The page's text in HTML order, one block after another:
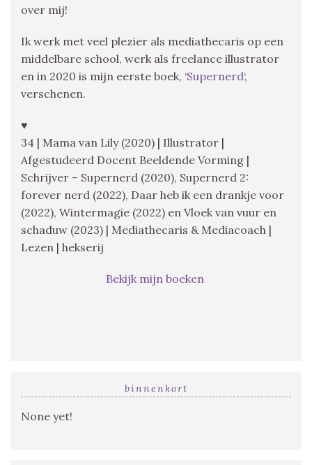
over mij!
Ik werk met veel plezier als mediathecaris op een
middelbare school, werk als freelance illustrator
en in 2020 is mijn eerste boek, ‘Supernerd‘,
verschenen.
♥
34 | Mama van Lily (2020) | Illustrator |
Afgestudeerd Docent Beeldende Vorming |
Schrijver – Supernerd (2020), Supernerd 2:
forever nerd (2022), Daar heb ik een drankje voor
(2022), Wintermagie (2022) en Vloek van vuur en
schaduw (2023) | Mediathecaris & Mediacoach |
Lezen | hekserij
Bekijk mijn boeken
binnenkort
None yet!